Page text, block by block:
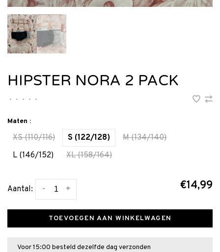
HIPSTER NORA 2 PACK
• • • • •
Maten :
XS (110/116) S (122/128)
M (134/140)
L (146/152)
XL (158/164)
Aantal: +
- €14,99
TOEVOEGEN AAN WINKELWAGEN
Voor 15:00 besteld dezelfde dag verzonden